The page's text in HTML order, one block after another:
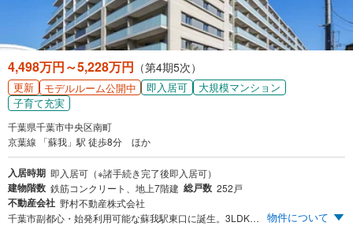
4,498万円～5,228万円 （第4期5次）
更新 モデルルーム公開中 即入居可
大規模マンション
子育て充実
千葉県千葉市中央区南町
京葉線 「蘇我」駅 徒歩8分 ほか
入居時期 即入居可（※諸手続き完了後即入居可）
建物階数 鉄筋コンクリート、地上7階建 総戸数 252戸
不動産会社 野村不動産株式会社
千葉市副都心・始発利用可能な蘇我駅東口に誕生。3LDK・平均72m²。全区画平置・自走式駐車場。
物件について